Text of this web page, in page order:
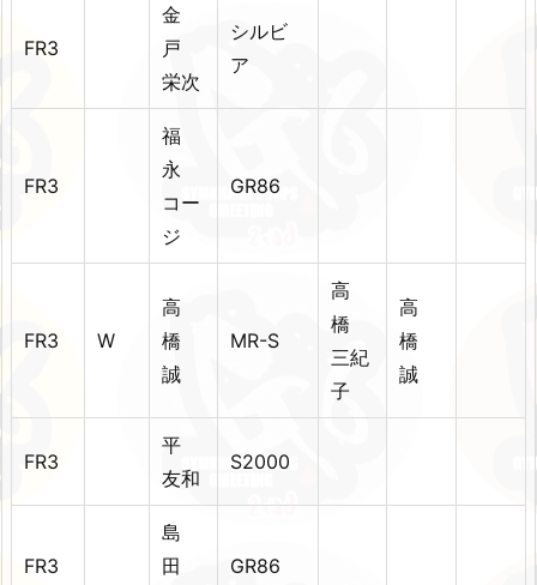
FR3
金
戸
栄次
シルビ
ア
FR3
福
永
コー
ジ
GR86
FR3 W
高
橋
誠
MR-S
高
橋
三紀
子
高
橋
誠
FR3
平
友和
S2000
FR3
島
田
GR86